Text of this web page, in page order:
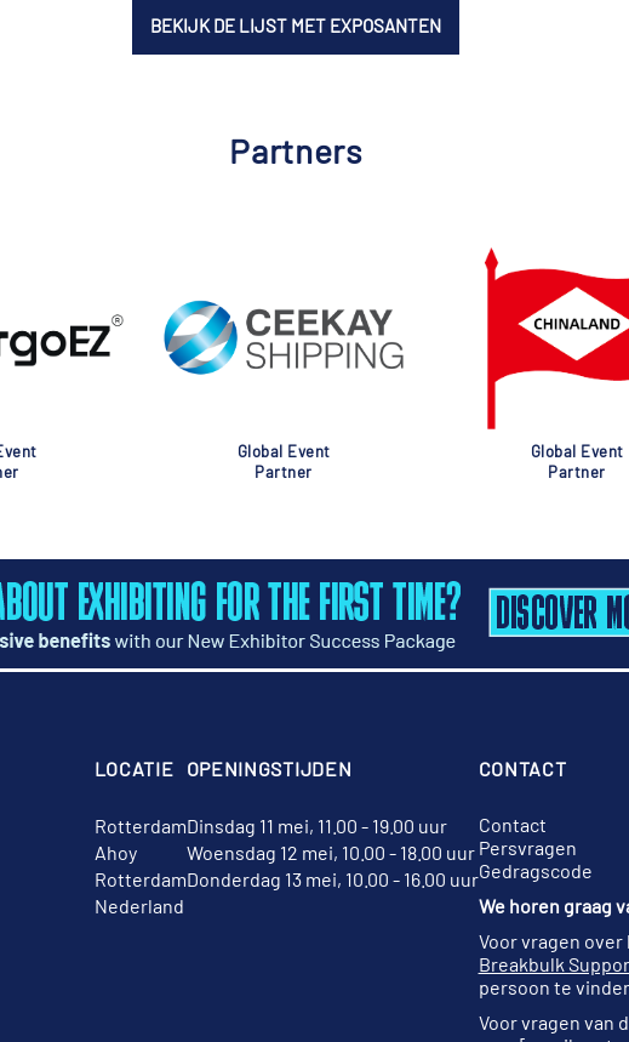
BEKIJK DE LIJST MET EXPOSANTEN
Partners
Global Event
Partner
Global Event
Partner
LOCATIE
Rotterdam
Ahoy
Rotterdam
Nederland
OPENINGSTIJDEN
Dinsdag 11 mei, 11.00 - 19.00 uur
Woensdag 12 mei, 10.00 - 18.00 uur
Donderdag 13 mei, 10.00 - 16.00 uur
CONTACT
Contact
Persvragen
Gedragscode
We horen graag
Voor vragen
Breakbulk
persoon te
Voor vragen van